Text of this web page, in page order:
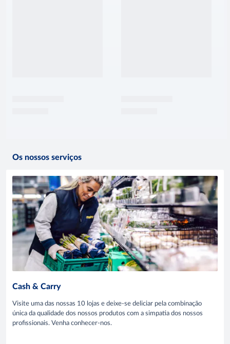
Os nossos serviços
Cash & Carry
Visite uma das nossas 10 lojas e deixe-se deliciar pela combinação
única da qualidade dos nossos produtos com a simpatia dos nossos
profissionais. Venha conhecer-nos.